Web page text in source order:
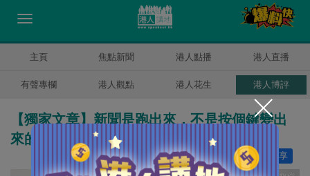
主頁 焦點新聞 港人點播 港人直播
有聲專欄 港人觀點 港人花生 港人博評
【獨家文章】新聞是跑出來，不是按個鍵變出
來的
分享
讚好 29